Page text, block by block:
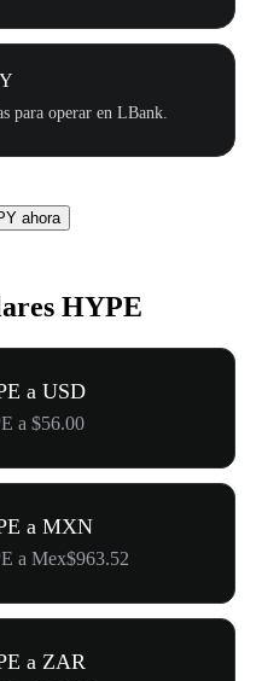
para operar en LBank.
ahora
HYPE
a USD
a $56.00
a MXN
a Mex$963.52
a ZAR